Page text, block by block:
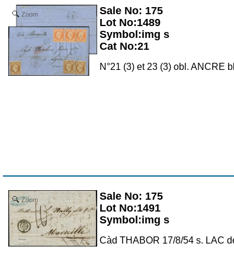
Zoom
Sale No: 175
Lot No:1489
Symbol:img s
Cat No:21
N°21 (3) et 23 (3) obl. ANCRE
Zoom
Sale No: 175
Lot No:1491
Symbol:img s
Càd THABOR 17/8/54 s. LAC